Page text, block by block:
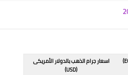
اسعار جرام الذهب بالدولار الأمريكى
(USD)